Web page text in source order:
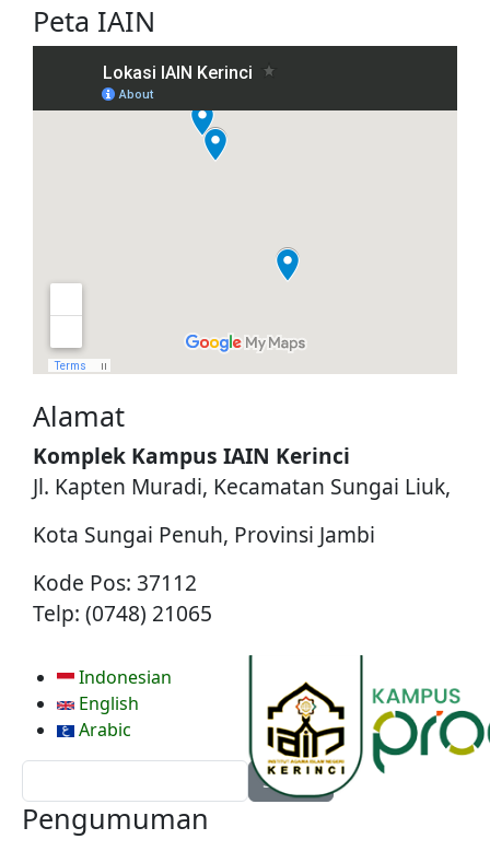
Peta IAIN
Alamat
Komplek Kampus IAIN Kerinci
Jl. Kapten Muradi, Kecamatan Sungai Liuk,
Kota Sungai Penuh, Provinsi Jambi
Kode Pos: 37112
Telp: (0748) 21065
Indonesian
English
Arabic
Pengumuman